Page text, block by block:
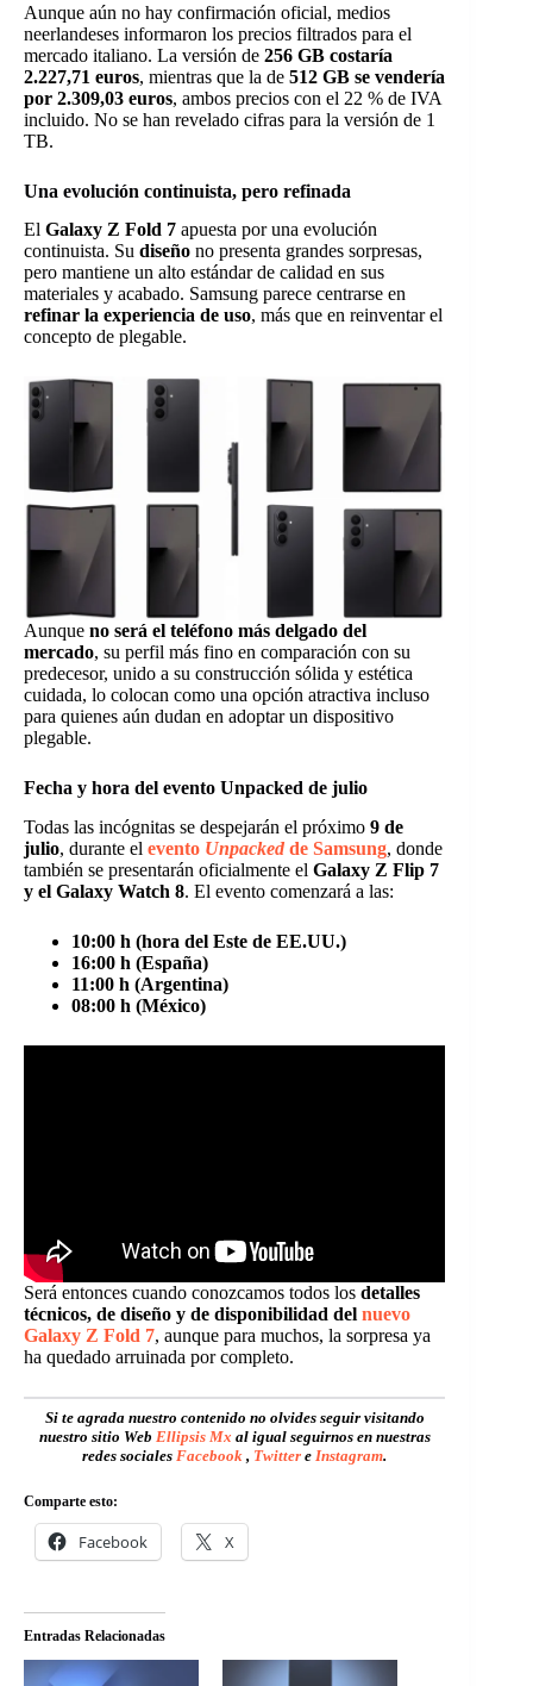
Aunque aún no hay confirmación oficial, medios
neerlandeses informaron los precios filtrados para el
mercado italiano. La versión de 256 GB costaría
2.227,71 euros, mientras que la de 512 GB se vendería
por 2.309,03 euros, ambos precios con el 22 % de IVA
incluido. No se han revelado cifras para la versión de 1
TB.
Una evolución continuista, pero refinada
El Galaxy Z Fold 7 apuesta por una evolución
continuista. Su diseño no presenta grandes sorpresas,
pero mantiene un alto estándar de calidad en sus
materiales y acabado. Samsung parece centrarse en
refinar la experiencia de uso, más que en reinventar el
concepto de plegable.
Aunque no será el teléfono más delgado del
mercado, su perfil más fino en comparación con su
predecesor, unido a su construcción sólida y estética
cuidada, lo colocan como una opción atractiva incluso
para quienes aún dudan en adoptar un dispositivo
plegable.
Fecha y hora del evento Unpacked de julio
Todas las incógnitas se despejarán el próximo 9 de
julio, durante el evento Unpacked de Samsung, donde
también se presentarán oficialmente el Galaxy Z Flip 7
y el Galaxy Watch 8. El evento comenzará a las:
10:00 h (hora del Este de EE.UU.)
16:00 h (España)
11:00 h (Argentina)
08:00 h (México)
Será entonces cuando conozcamos todos los detalles
técnicos, de diseño y de disponibilidad del nuevo
Galaxy Z Fold 7, aunque para muchos, la sorpresa ya
ha quedado arruinada por completo.
Si te agrada nuestro contenido no olvides seguir visitando
nuestro sitio Web Ellipsis Mx al igual seguirnos en nuestras
redes socialesFacebook , Twitter eInstagram.
Comparte esto:
Facebook X
Entradas Relacionadas